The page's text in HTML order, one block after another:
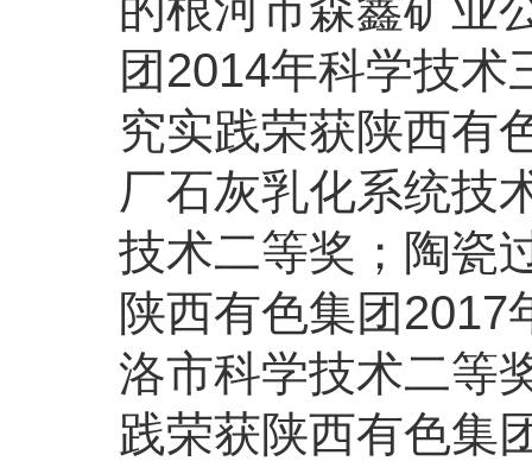
团2014年科学技
究实践荣获陕西有
厂石灰乳化系统技
技术二等奖；陶瓷
陕西有色集团2017
洛市科学技术二等
践荣获陕西有色集